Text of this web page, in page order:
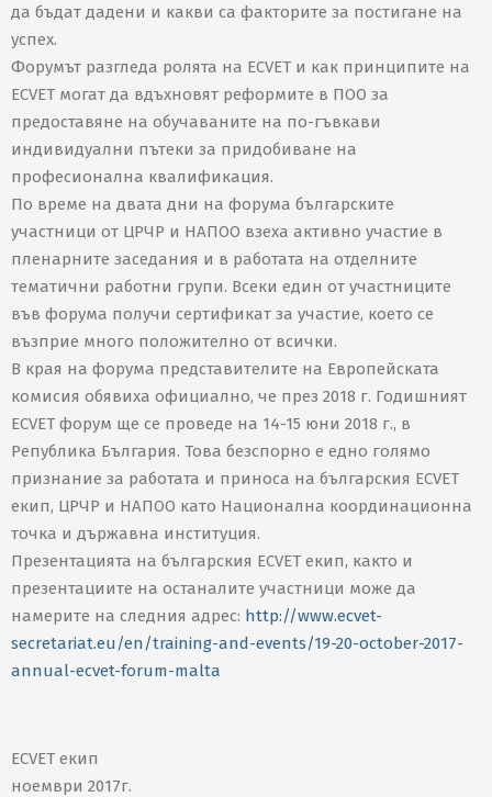
да бъдат дадени и какви са факторите за постигане на
успех.
Форумът разгледа ролята на ECVET и как принципите на
ECVET могат да вдъхновят реформите в ПОО за
предоставяне на обучаваните на по-гъвкави
индивидуални пътеки за придобиване на
професионална квалификация.
По време на двата дни на форума българските
участници от ЦРЧР и НАПОО взеха активно участие в
пленарните заседания и в работата на отделните
тематични работни групи. Всеки един от участниците
във форума получи сертификат за участие, което се
възприе много положително от всички.
В края на форума представителите на Европейската
комисия обявиха официално, че през 2018 г. Годишният
ECVET форум ще се проведе на 14-15 юни 2018 г., в
Република България. Това безспорно е едно голямо
признание за работата и приноса на българския ЕCVET
екип, ЦРЧР и НАПОО като Национална координационна
точка и държавна институция.
Презентацията на българския ECVET екип, както и
презентациите на останалите участници може да
намерите на следния адрес: http://www.ecvet-
secretariat.eu/en/training-and-events/19-20-october-2017-
annual-ecvet-forum-malta
ECVET екип
ноември 2017г.